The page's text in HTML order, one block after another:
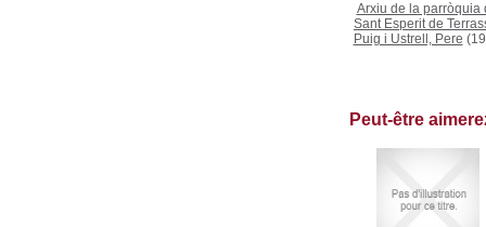
Arxiu de la parròquia
Sant Esperit de
Puig i Ustrell, Pere
Peut-être